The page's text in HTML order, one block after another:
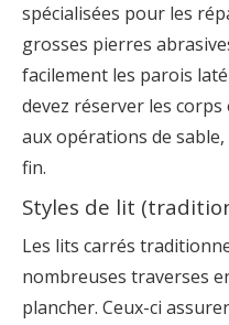
spécialisées pour les
grosses pierres
facilement les parois
devez réserver les
aux opérations de
fin.
Styles de lit
Les lits carrés
nombreuses traverses
plancher. Ceux-ci